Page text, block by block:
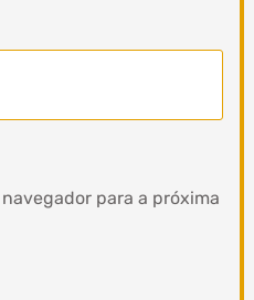
para a próxima